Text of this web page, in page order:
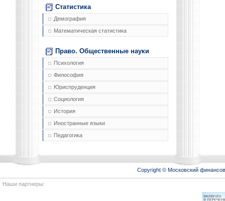
Статистика
Демография
Математическая статистика
Право. Общественные науки
Психология
Философия
Юриспруденция
Социология
История
Иностранные языки
Педагогика
Copyright © Московский
Наши партнеры: